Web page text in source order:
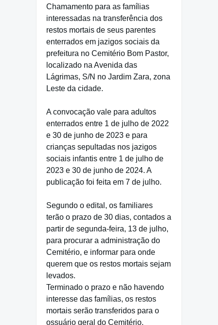
Chamamento para as famílias
interessadas na transferência dos
restos mortais de seus parentes
enterrados em jazigos sociais da
prefeitura no Cemitério Bom Pastor,
localizado na Avenida das
Lágrimas, S/N no Jardim Zara, zona
Leste da cidade.
A convocação vale para adultos
enterrados entre 1 de julho de 2022
e 30 de junho de 2023 e para
crianças sepultadas nos jazigos
sociais infantis entre 1 de julho de
2023 e 30 de junho de 2024. A
publicação foi feita em 7 de julho.
Segundo o edital, os familiares
terão o prazo de 30 dias, contados a
partir de segunda-feira, 13 de julho,
para procurar a administração do
Cemitério, e informar para onde
querem que os restos mortais sejam
levados.
Terminado o prazo e não havendo
interesse das famílias, os restos
mortais serão transferidos para o
ossuário geral do Cemitério.